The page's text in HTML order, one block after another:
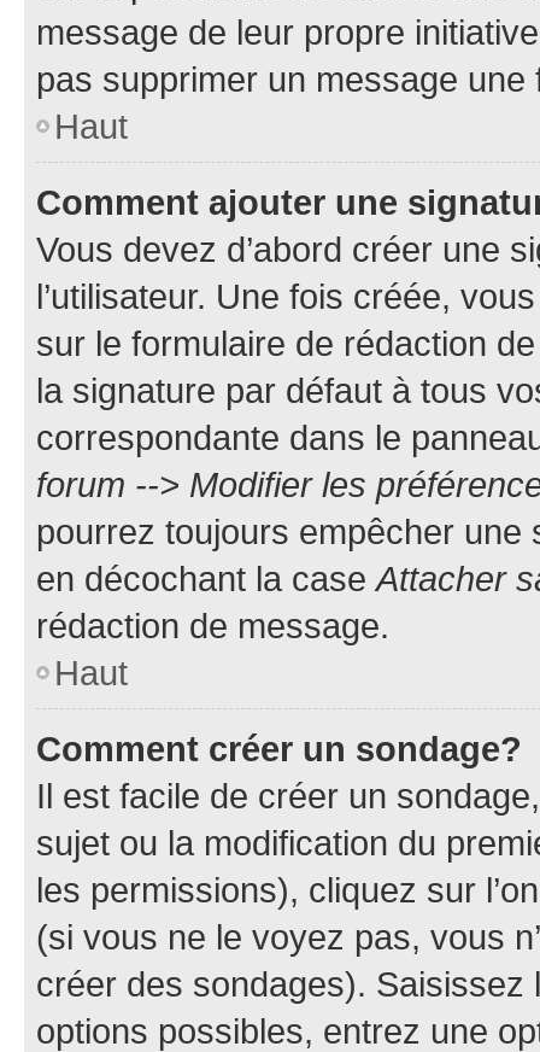
message de leur propre
pas supprimer un message une
Haut
Comment ajouter une
Vous devez d’abord créer une
l’utilisateur. Une fois créée,
sur le formulaire de rédaction
la signature par défaut à tous
correspondante dans le
forum --> Modifier les
pourrez toujours empêcher une
en décochant la caseAttacher
rédaction de message.
Haut
Comment créer un sondage?
Il est facile de créer un
sujet ou la modification du
les permissions), cliquez sur
(si vous ne le voyez pas, vous
créer des sondages).
options possibles, entrez une